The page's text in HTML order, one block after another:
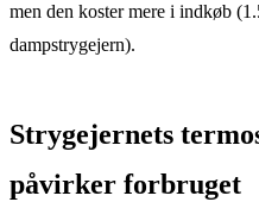
men den koster mere i indkøb
dampstrygejern).
Strygejernets
påvirker forbruget